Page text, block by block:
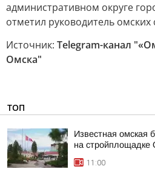
административном округе
отметил руководитель омских
Источник: Telegram-канал
Омска"
ТОП
Известная омская
на стройплощадке
11:00